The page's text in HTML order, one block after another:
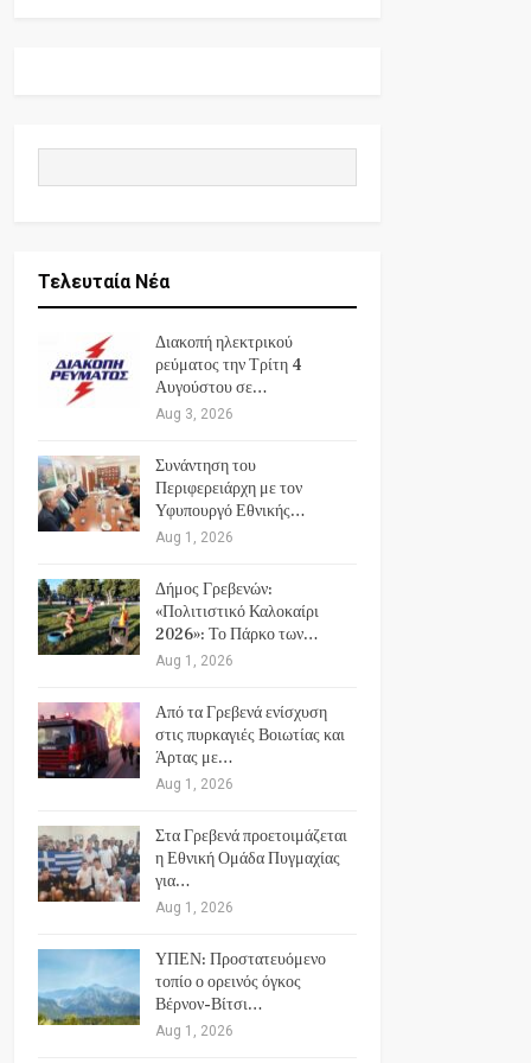
Τελευταία Νέα
Διακοπή ηλεκτρικού
ρεύματος την Τρίτη 4
Αυγούστου σε…
Aug 3, 2026
Συνάντηση του
Περιφερειάρχη με τον
Υφυπουργό Εθνικής…
Aug 1, 2026
Δήμος Γρεβενών:
«Πολιτιστικό Καλοκαίρι
2026»: Το Πάρκο των…
Aug 1, 2026
Από τα Γρεβενά ενίσχυση
στις πυρκαγιές Βοιωτίας και
Άρτας με…
Aug 1, 2026
Στα Γρεβενά προετοιμάζεται
η Εθνική Ομάδα Πυγμαχίας
για…
Aug 1, 2026
ΥΠΕΝ: Προστατευόμενο
τοπίο ο ορεινός όγκος
Βέρνον-Βίτσι…
Aug 1, 2026